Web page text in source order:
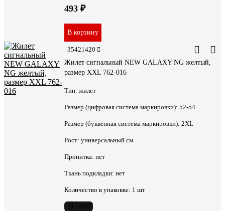
493 ₽
В корзину
35421420
Жилет сигнальный NEW GALAXY NG желтый,
размер XXL 762-016
Тип: жилет
Размер (цифровая система маркировки): 52-54
Размер (буквенная система маркировки): 2XL
Рост: универсальный см
Пропитка: нет
Ткань подкладки: нет
Количество в упаковке: 1 шт